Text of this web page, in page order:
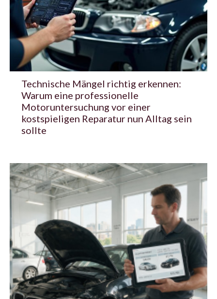
Technische Mängel richtig erkennen:
Warum eine professionelle
Motoruntersuchung vor einer
kostspieligen Reparatur nun Alltag sein
sollte